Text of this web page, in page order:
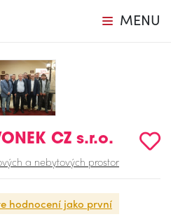
MENU
CZ s.r.o.
a nebytových prostor
hodnocení jako první